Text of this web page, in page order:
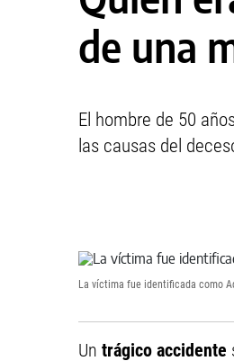
de una
El hombre de 50
las causas del
La víctima fue identificada como
Un trágico accidente